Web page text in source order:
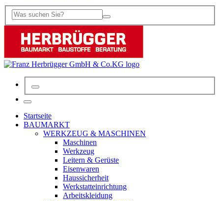
Startseite
BAUMARKT
WERKZEUG & MASCHINEN
Maschinen
Werkzeug
Leitern & Gerüste
Eisenwaren
Haussicherheit
Werkstatteinrichtung
Arbeitskleidung